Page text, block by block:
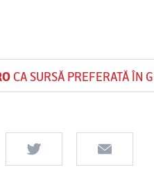
CA SURSĂ PREFERATĂ ÎN